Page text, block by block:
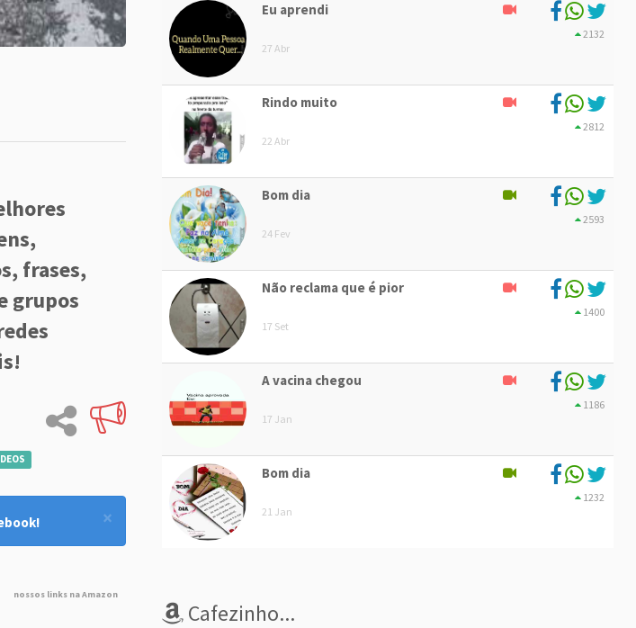
frases,
grupos
×
nossos links na Amazon
Eu aprendi
27 Abr
2132
Rindo muito
22 Abr
2812
Bom dia
24 Fev
2593
Não reclama que é pior
17 Set
1400
A vacina chegou
17 Jan
1186
Bom dia
21 Jan
1232
Cafezinho...